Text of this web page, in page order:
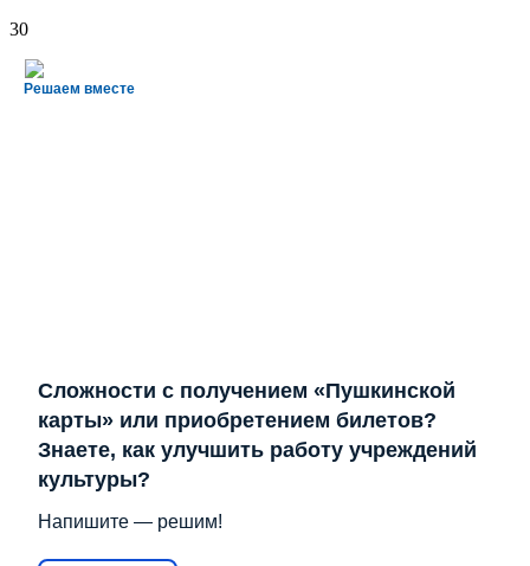
30
Решаем вместе
Сложности с получением «Пушкинской
карты» или приобретением билетов?
Знаете, как улучшить работу учреждений
культуры?
Напишите — решим!